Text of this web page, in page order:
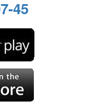
45